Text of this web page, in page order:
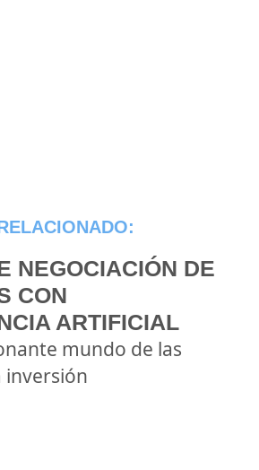
NEGOCIACIÓN DE
CON
ARTIFICIAL
mundo de las
inversión